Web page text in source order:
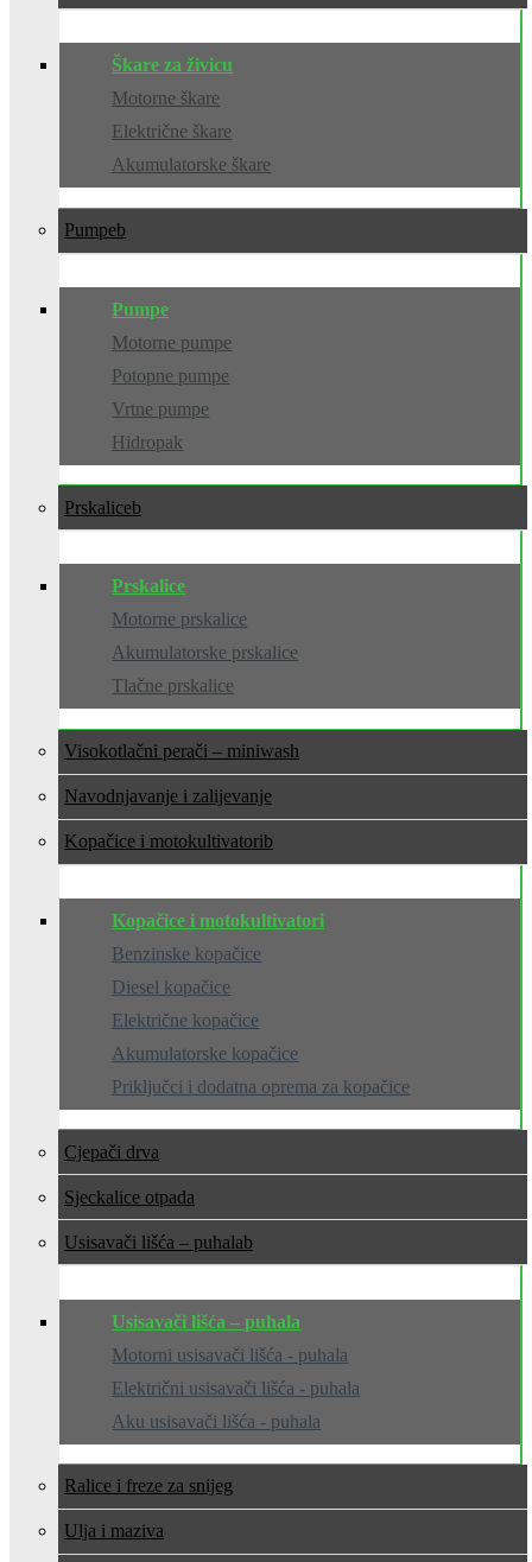
Škare za živicu
Motorne škare
Električne škare
Akumulatorske škare
Pumpe
Pumpe
Motorne pumpe
Potopne pumpe
Vrtne pumpe
Hidropak
Prskalice
Prskalice
Motorne prskalice
Akumulatorske prskalice
Tlačne prskalice
Visokotlačni perači – miniwash
Navodnjavanje i zalijevanje
Kopačice i motokultivatori
Kopačice i motokultivatori
Benzinske kopačice
Diesel kopačice
Električne kopačice
Akumulatorske kopačice
Priključci i dodatna oprema za kopačice
Cjepači drva
Sjeckalice otpada
Usisavači lišća – puhala
Usisavači lišća – puhala
Motorni usisavači lišća - puhala
Električni usisavači lišća - puhala
Aku usisavači lišća - puhala
Ralice i freze za snijeg
Ulja i maziva